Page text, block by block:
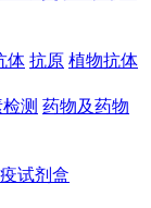
体 抗原 植物抗体
测 药物及药物
试剂盒